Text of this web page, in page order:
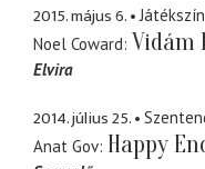
2015. május 6.
Játékszín
Noel Coward Vidám
Elvira
2014. július 25.
Anat Gov Happy